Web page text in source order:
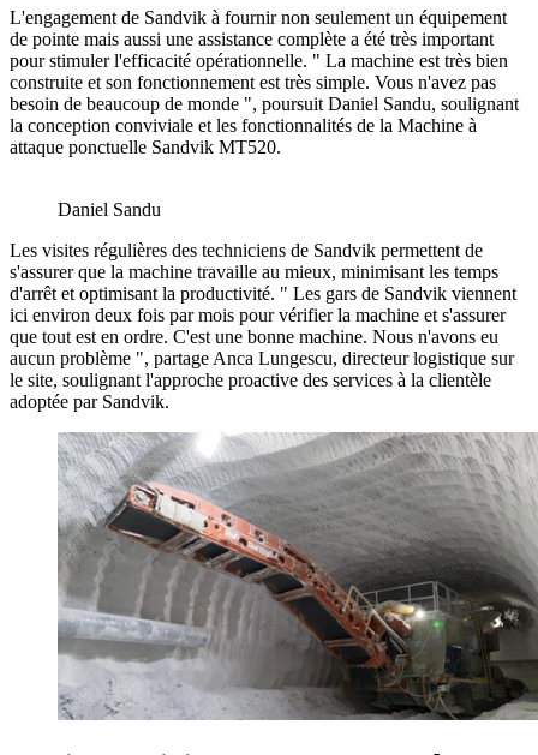
L'engagement de Sandvik à fournir non seulement un équipement
de pointe mais aussi une assistance complète a été très important
pour stimuler l'efficacité opérationnelle. " La machine est très bien
construite et son fonctionnement est très simple. Vous n'avez pas
besoin de beaucoup de monde ", poursuit Daniel Sandu, soulignant
la conception conviviale et les fonctionnalités de la Machine à
attaque ponctuelle Sandvik MT520.
Daniel Sandu
Les visites régulières des techniciens de Sandvik permettent de
s'assurer que la machine travaille au mieux, minimisant les temps
d'arrêt et optimisant la productivité. " Les gars de Sandvik viennent
ici environ deux fois par mois pour vérifier la machine et s'assurer
que tout est en ordre. C'est une bonne machine. Nous n'avons eu
aucun problème ", partage Anca Lungescu, directeur logistique sur
le site, soulignant l'approche proactive des services à la clientèle
adoptée par Sandvik.